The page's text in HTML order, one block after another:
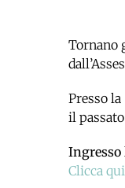
Tornano
Presso
il
Ingresso
Clicca qui